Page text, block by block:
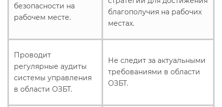
безопасности на
рабочем месте.
благополучия на рабочих
местах.
Проводит
регулярные аудиты
системы управления
в области ОЗБТ.
Не следит за актуальными
требованиями в области
ОЗБТ.